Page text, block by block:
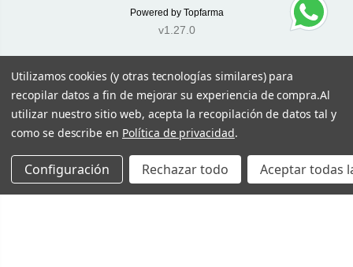
Powered by Topfarma
v1.27.0
Utilizamos cookies (y otras tecnologías similares) para
recopilar datos a fin de mejorar su experiencia de compra.Al
utilizar nuestro sitio web, acepta la recopilación de datos tal y
como se describe en Política de privacidad.
Configuración Rechazar todo Aceptar todas